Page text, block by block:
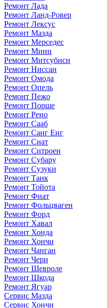
Ремонт Лада
Ремонт Ланд-Ровер
Ремонт Лексус
Ремонт Мазда
Ремонт Мерседес
Ремонт Мини
Ремонт Митсубиси
Ремонт Ниссан
Ремонт Омода
Ремонт Опель
Ремонт Пежо
Ремонт Порше
Ремонт Рено
Ремонт Сааб
Ремонт Санг Енг
Ремонт Сиат
Ремонт Ситроен
Ремонт Субару
Ремонт Сузуки
Ремонт Танк
Ремонт Тойота
Ремонт Фиат
Ремонт Фольцваген
Ремонт Форд
Ремонт Хавал
Ремонт Хонда
Ремонт Хончи
Ремонт Чанган
Ремонт Чери
Ремонт Шевроле
Ремонт Шкода
Ремонт Ягуар
Сервис Мазда
Сервис Хончи